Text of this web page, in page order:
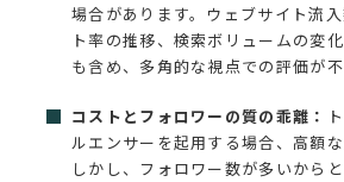
場合があります。ウェブサイト流
ト率の推移、検索ボリュームの変
も含め、多角的な視点での評価が不
コストとフォロワーの質の乖離：
ルエンサーを起用する場合、高額な
しかし、フォロワー数が多いから